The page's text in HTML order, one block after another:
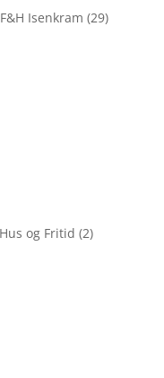
Isenkram (29)
Hus og Fritid (2)